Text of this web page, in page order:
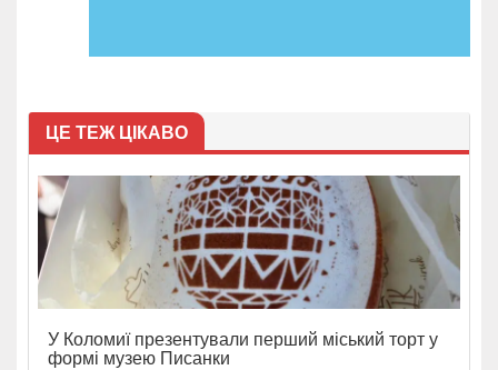
ЦЕ ТЕЖ ЦІКАВО
У Коломиї презентували перший міський торт у
формі музею Писанки